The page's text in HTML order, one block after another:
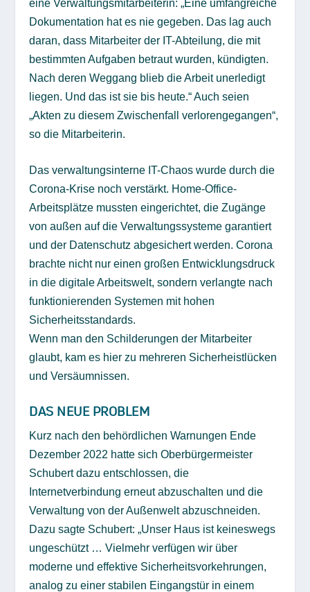
eine Verwaltungsmitarbeiterin: „Eine umfangreiche
Dokumentation hat es nie gegeben. Das lag auch
daran, dass Mitarbeiter der IT-Abteilung, die mit
bestimmten Aufgaben betraut wurden, kündigten.
Nach deren Weggang blieb die Arbeit unerledigt
liegen. Und das ist sie bis heute.“ Auch seien
„Akten zu diesem Zwischenfall verlorengegangen“,
so die Mitarbeiterin.
Das verwaltungsinterne IT-Chaos wurde durch die
Corona-Krise noch verstärkt. Home-Office-
Arbeitsplätze mussten eingerichtet, die Zugänge
von außen auf die Verwaltungssysteme garantiert
und der Datenschutz abgesichert werden. Corona
brachte nicht nur einen großen Entwicklungsdruck
in die digitale Arbeitswelt, sondern verlangte nach
funktionierenden Systemen mit hohen
Sicherheitsstandards.
Wenn man den Schilderungen der Mitarbeiter
glaubt, kam es hier zu mehreren Sicherheistlücken
und Versäumnissen.
DAS NEUE PROBLEM
Kurz nach den behördlichen Warnungen Ende
Dezember 2022 hatte sich Oberbürgermeister
Schubert dazu entschlossen, die
Internetverbindung erneut abzuschalten und die
Verwaltung von der Außenwelt abzuschneiden.
Dazu sagte Schubert: „Unser Haus ist keineswegs
ungeschützt … Vielmehr verfügen wir über
moderne und effektive Sicherheitsvorkehrungen,
analog zu einer stabilen Eingangstür in einem